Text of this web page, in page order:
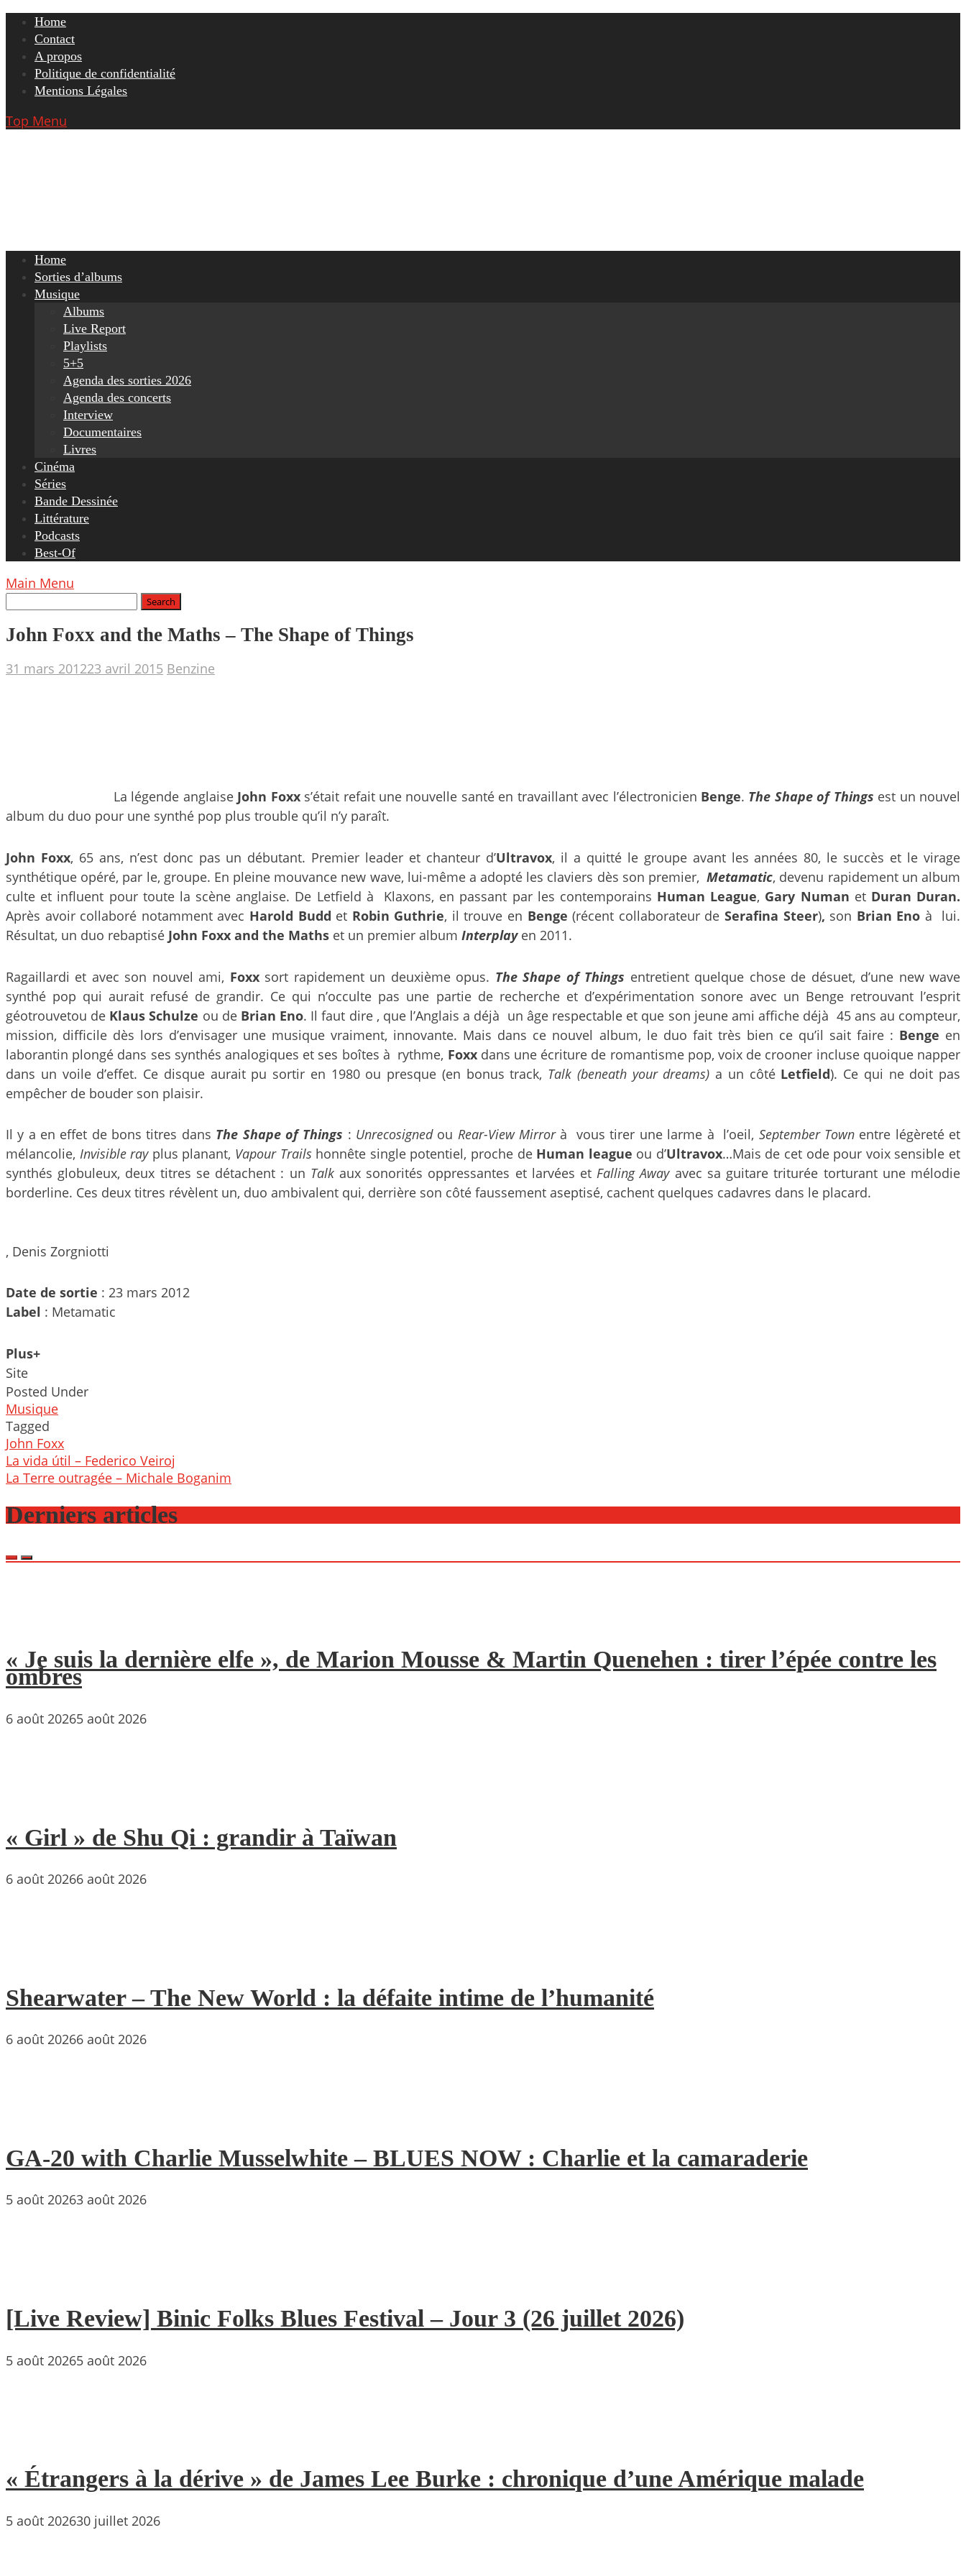
Skip
content
Home
Contact
A propos
Politique de confidentialité
Mentions Légales
Top Menu
Home
Sorties d’albums
Musique
Albums
Live Report
Playlists
5+5
Agenda des sorties 2026
Agenda des concerts
Interview
Documentaires
Livres
Cinéma
Séries
Bande Dessinée
Littérature
Podcasts
Best-Of
Main Menu
John Foxx and the Maths – The Shape of Things
31 mars 201223 avril 2015 Benzine
La légende anglaise John Foxxs’était refait une nouvelle santé en travaillant avec l’électronicien Benge. The Shape of Things est un nouvel
album du duo pour une synthé pop plus trouble qu’il n’y paraît.
John Foxx, 65 ans, n’est donc pas un débutant. Premier leader et chanteur d’Ultravox, il a quitté le groupe avant les années 80, le succès et le virage
synthétique opéré, par le, groupe. En pleine mouvance new wave, lui-même a adopté les claviers dès son premier,Metamatic, devenu rapidement un album
culte et influent pour toute la scène anglaise. De Letfield à Klaxons, en passant par les contemporains Human League, Gary Numan et Duran Duran.
Après avoir collaboré notamment avec Harold Budd et Robin Guthrie, il trouve en Benge(récent collaborateur de Serafina Steer), son Brian Eno à lui.
Résultat, un duo rebaptisé John Foxx and the Maths et un premier album Interplayen 2011.
Ragaillardi et avec son nouvel ami, Foxxsort rapidement un deuxième opus. The Shape of Things entretient quelque chose de désuet, d’une new wave
synthé pop qui aurait refusé de grandir. Ce qui n’occulte pas une partie de recherche et d’expérimentation sonore avec un Benge retrouvant l’esprit
géotrouvetou de Klaus Schulze ou de Brian Eno. Il faut dire , que l’Anglais a déjà un âge respectable et que son jeune ami affiche déjà 45 ans au compteur,
mission, difficile dès lors d’envisager une musique vraiment, innovante. Mais dans ce nouvel album, le duo fait très bien ce qu’il sait faire : Benge en
laborantin plongé dans ses synthés analogiques et ses boîtes à rythme, Foxxdans une écriture de romantisme pop, voix de crooner incluse quoique napper
dans un voile d’effet. Ce disque aurait pu sortir en 1980 ou presque (en bonus track, Talk (beneath your dreams) a un côté Letfield). Ce qui ne doit pas
empêcher de bouder son plaisir.
Il y a en effet de bons titres dans The Shape of Things : Unrecosignedou Rear-View Mirrorà vous tirer une larme à l’oeil, September Town entre légèreté et
mélancolie, Invisible rayplus planant, Vapour Trails honnête single potentiel, proche de Human league ou d’Ultravox…Mais de cet ode pour voix sensible et
synthés globuleux, deux titres se détachent : un Talkaux sonorités oppressantes et larvées etFalling Awayavec sa guitare triturée torturant une mélodie
borderline. Ces deux titres révèlent un, duo ambivalent qui, derrière son côté faussement aseptisé, cachent quelques cadavres dans le placard.
, Denis Zorgniotti
Date de sortie : 23 mars 2012
Label : Metamatic
Plus+
Site
Posted Under
Musique
Tagged
John Foxx
Post
navigation
La vida útil – Federico Veiroj
La Terre outragée – Michale Boganim
Derniers articles
« Je suis la dernière elfe », de Marion Mousse & Martin Quenehen : tirer l’épée contre les
ombres
6 août 20265 août 2026
« Girl » de Shu Qi : grandir à Taïwan
6 août 20266 août 2026
Shearwater – The New World : la défaite intime de l’humanité
6 août 20266 août 2026
GA-20 with Charlie Musselwhite – BLUES NOW : Charlie et la camaraderie
5 août 20263 août 2026
[Live Review] Binic Folks Blues Festival – Jour 3 (26 juillet 2026)
5 août 20265 août 2026
« Étrangers à la dérive » de James Lee Burke : chronique d’une Amérique malade
5 août 202630 juillet 2026